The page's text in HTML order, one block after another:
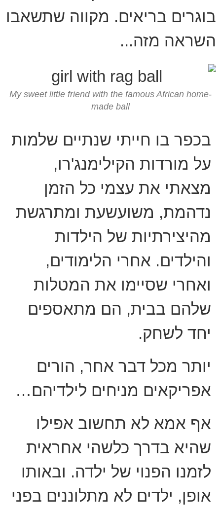
בוגרים בריאים. מקווה שתשאבו
השראה מזה...
My sweet little friend with the famous African home-
made ball
בכפר בו חייתי שנתיים שלמות
על מורדות הקילימנג'רו,
מצאתי את עצמי כל הזמן
נדהמת, משועשעת ומתרגשת
מהיצירתיות של הילדות
והילדים. אחרי הלימודים,
ואחרי שסיימו את המטלות
שלהם בבית, הם מתאספים
יחד לשחק.
יותר מכל דבר אחר, הורים
אפריקאים מניחים לילדיהם…
אף אמא לא תחשוב אפילו
שהיא בדרך כלשהי אחראית
לזמנו הפנוי של ילדה. ובאותו
אופן, ילדים לא מתלוננים בפני